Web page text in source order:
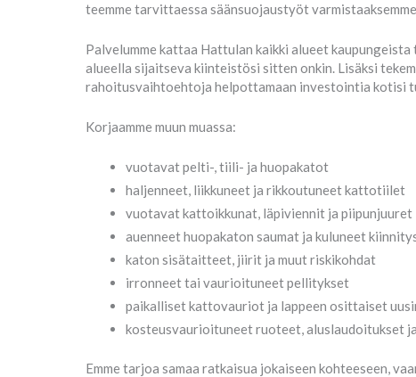
teemme tarvittaessa säänsuojaustyöt
Palvelumme kattaa Hattulan kaikki alueet
alueella sijaitseva kiinteistösi sitten onkin. Lisäksi
rahoitusvaihtoehtoja helpottamaan investointia kotisi
Korjaamme muun muassa:
vuotavat pelti-, tiili- ja huopakatot
haljenneet, liikkuneet ja rikkoutuneet kattotiilet
vuotavat kattoikkunat, läpiviennit ja piipunjuuret
auenneet huopakaton saumat ja kuluneet
katon sisätaitteet, jiirit ja muut riskikohdat
irronneet tai vaurioituneet pellitykset
paikalliset kattovauriot ja lappeen osittaiset
kosteusvaurioituneet ruoteet, aluslaudoitukset
Emme tarjoa samaa ratkaisua jokaiseen kohteeseen,